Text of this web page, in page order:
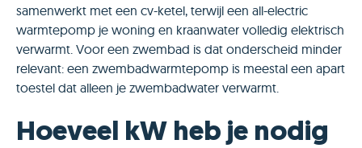
samenwerkt met een cv-ketel, terwijl een all-electric
warmtepomp je woning en kraanwater volledig elektrisch
verwarmt. Voor een zwembad is dat onderscheid minder
relevant: een zwembadwarmtepomp is meestal een apart
toestel dat alleen je zwembadwater verwarmt.
Hoeveel kW heb je nodig